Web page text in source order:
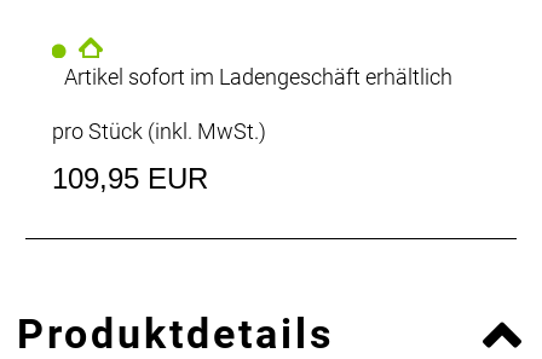
Artikel sofort im Ladengeschäft erhältlich
pro Stück (inkl. MwSt.)
109,95 EUR
Produktdetails